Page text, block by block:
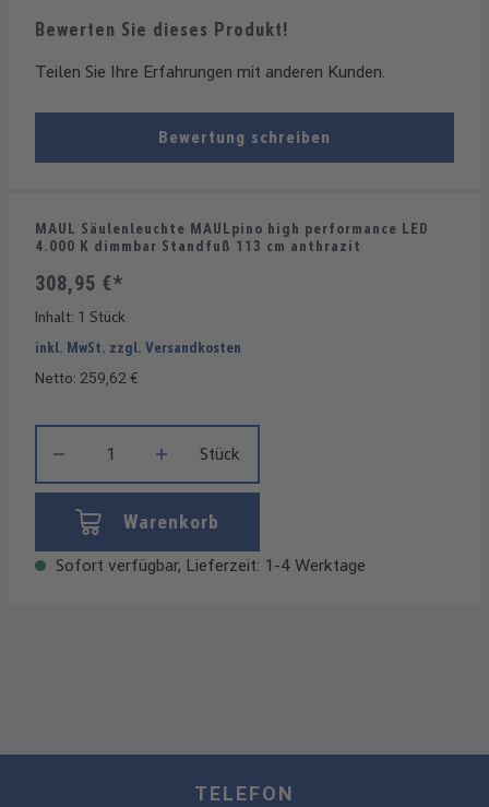
Bewerten Sie dieses Produkt!
Teilen Sie Ihre Erfahrungen mit anderen Kunden.
Bewertung schreiben
MAUL Säulenleuchte MAULpino high performance LED
4.000 K dimmbar Standfuß 113 cm anthrazit
308,95 €*
Inhalt: 1 Stück
inkl. MwSt. zzgl. Versandkosten
Netto: 259,62 €
Stück
Warenkorb
Sofort verfügbar, Lieferzeit: 1-4 Werktage
TELEFON